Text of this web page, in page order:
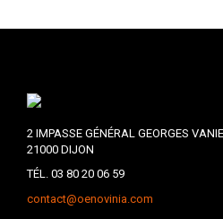
2 IMPASSE GÉNÉRAL GEORGES
21000 DIJON
TÉL. 03 80 20 06 59
contact@oenovinia.com